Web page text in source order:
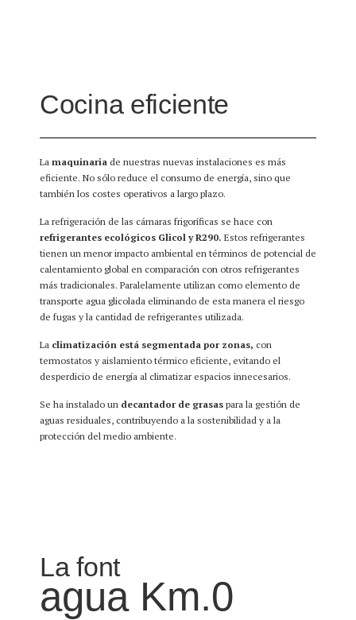
Cocina eficiente
La maquinaria de nuestras nuevas instalaciones es más
eficiente. No sólo reduce el consumo de energía, sino que
también los costes operativos a largo plazo.
La refrigeración de las cámaras frigoríficas se hace con
refrigerantes ecológicos Glicol y R290. Estos refrigerantes
tienen un menor impacto ambiental en términos de potencial de
calentamiento global en comparación con otros refrigerantes
más tradicionales. Paralelamente utilizan como elemento de
transporte agua glicolada eliminando de esta manera el riesgo
de fugas y la cantidad de refrigerantes utilizada.
La climatización está segmentada por zonas, con
termostatos y aislamiento térmico eficiente, evitando el
desperdicio de energía al climatizar espacios innecesarios.
Se ha instalado un decantador de grasas para la gestión de
aguas residuales, contribuyendo a la sostenibilidad y a la
protección del medio ambiente.
La font
agua Km.0